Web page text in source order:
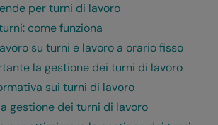
per turni di lavoro
come funziona
su turni e lavoro a orario fisso
la gestione dei turni di lavoro
sui turni di lavoro
gestione dei turni di lavoro